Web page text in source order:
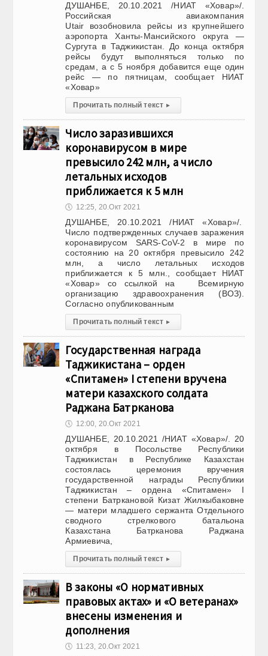
ДУШАНБЕ, 20.10.2021 /НИАТ «Ховар»/.
Российская авиакомпания
Utair возобновила рейсы из крупнейшего
аэропорта Ханты-Мансийского округа —
Сургута в Таджикистан. До конца октября
рейсы будут выполняться только по
средам, а с 5 ноября добавится еще один
рейс — по пятницам, сообщает НИАТ
«Ховар»
Прочитать полный текст ▸
Число заразившихся
коронавирусом в мире
превысило 242 млн, а число
летальных исходов
приближается к 5 млн
🕔 12:25, 20.Окт 2021
ДУШАНБЕ, 20.10.2021 /НИАТ «Ховар»/.
Число подтвержденных случаев заражения
коронавирусом SARS-CoV-2 в мире по
состоянию на 20 октября превысило 242
млн, а число летальных исходов
приближается к 5 млн., сообщает НИАТ
«Ховар» со ссылкой на Всемирную
организацию здравоохранения (ВОЗ).
Согласно опубликованным
Прочитать полный текст ▸
Государственная награда
Таджикистана – орден
«Спитамен» I степени вручена
матери казахского солдата
Раджана Батрканова
🕔 12:00, 20.Окт 2021
ДУШАНБЕ, 20.10.2021 /НИАТ «Ховар»/. 20
октября в Посольстве Республики
Таджикистан в Республике Казахстан
состоялась церемония вручения
государственной награды Республики
Таджикистан – ордена «Спитамен» I
степени Батркановой Кизат Жилкыбаковне
— матери младшего сержанта Отдельного
сводного стрелкового батальона
Казахстана Батрканова Раджана
Армиевича,
Прочитать полный текст ▸
В законы «О нормативных
правовых актах» и «О ветеранах»
внесены изменения и
дополнения
🕔 11:23, 20.Окт 2021